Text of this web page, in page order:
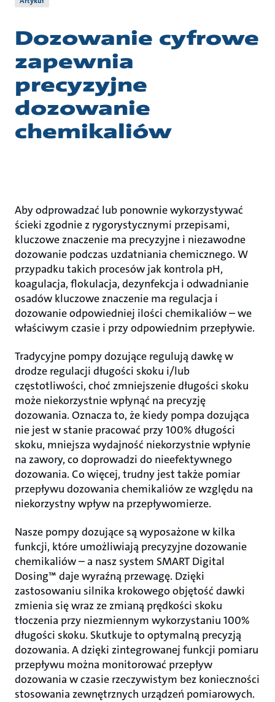
Dozowanie cyfrowe
zapewnia
precyzyjne
dozowanie
chemikaliów
Aby odprowadzać lub ponownie wykorzystywać
ścieki zgodnie z rygorystycznymi przepisami,
kluczowe znaczenie ma precyzyjne i niezawodne
dozowanie podczas uzdatniania chemicznego. W
przypadku takich procesów jak kontrola pH,
koagulacja, flokulacja, dezynfekcja i odwadnianie
osadów kluczowe znaczenie ma regulacja i
dozowanie odpowiedniej ilości chemikaliów – we
właściwym czasie i przy odpowiednim przepływie.
Tradycyjne pompy dozujące regulują dawkę w
drodze regulacji długości skoku i/lub
częstotliwości, choć zmniejszenie długości skoku
może niekorzystnie wpłynąć na precyzję
dozowania. Oznacza to, że kiedy pompa dozująca
nie jest w stanie pracować przy 100% długości
skoku, mniejsza wydajność niekorzystnie wpłynie
na zawory, co doprowadzi do nieefektywnego
dozowania. Co więcej, trudny jest także pomiar
przepływu dozowania chemikaliów ze względu na
niekorzystny wpływ na przepływomierze.
Nasze pompy dozujące są wyposażone w kilka
funkcji, które umożliwiają precyzyjne dozowanie
chemikaliów – a nasz system SMART Digital
Dosing™ daje wyraźną przewagę. Dzięki
zastosowaniu silnika krokowego objętość dawki
zmienia się wraz ze zmianą prędkości skoku
tłoczenia przy niezmiennym wykorzystaniu 100%
długości skoku. Skutkuje to optymalną precyzją
dozowania. A dzięki zintegrowanej funkcji pomiaru
przepływu można monitorować przepływ
dozowania w czasie rzeczywistym bez konieczności
stosowania zewnętrznych urządzeń pomiarowych.